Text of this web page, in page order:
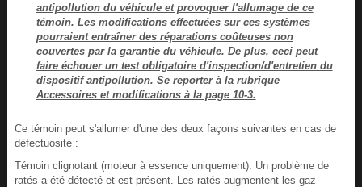
antipollution du véhicule et provoquer l'allumage de ce
témoin. Les modifications effectuées sur ces systèmes
pourraient entraîner des réparations coûteuses non
couvertes par la garantie du véhicule. De plus, ceci peut
faire échouer un test obligatoire d'inspection/d'entretien du
dispositif antipollution. Se reporter à la rubrique
Accessoires et modifications à la page 10-3.
Ce témoin peut s'allumer d'une des deux façons suivantes en cas de
défectuosité :
Témoin clignotant (moteur à essence uniquement): Un problème de
ratés a été détecté et est présent. Les ratés augmentent les gaz